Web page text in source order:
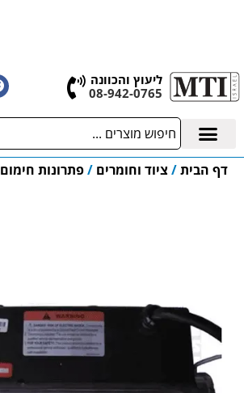
ליעוץ והכוונה
08-942-0765
דף הבית/ ציוד וחומרים /פתרונות חימום